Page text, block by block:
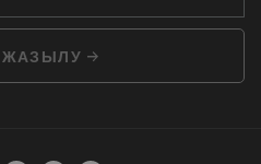
ЖАЗЫЛУ